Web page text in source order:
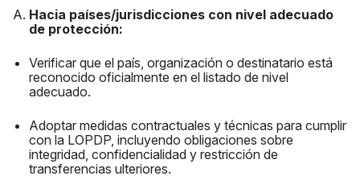
Hacia países/jurisdicciones con nivel adecuado
de protección:
Verificar que el país, organización o destinatario está
reconocido oficialmente en el listado de nivel
adecuado.
Adoptar medidas contractuales y técnicas para cumplir
con la LOPDP, incluyendo obligaciones sobre
integridad, confidencialidad y restricción de
transferencias ulteriores.